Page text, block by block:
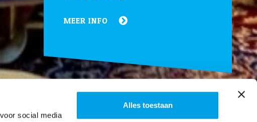
social media
Alles toestaan
MEER INFO